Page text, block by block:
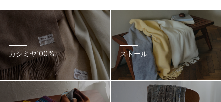
カシミヤ100% ストール